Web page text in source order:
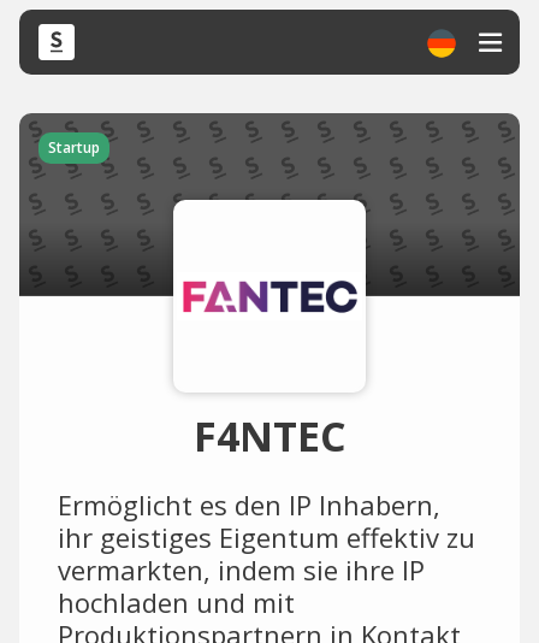
Startup
F4NTEC
Ermöglicht es den IP Inhabern,
ihr geistiges Eigentum effektiv zu
vermarkten, indem sie ihre IP
hochladen und mit
Produktionspartnern in Kontakt